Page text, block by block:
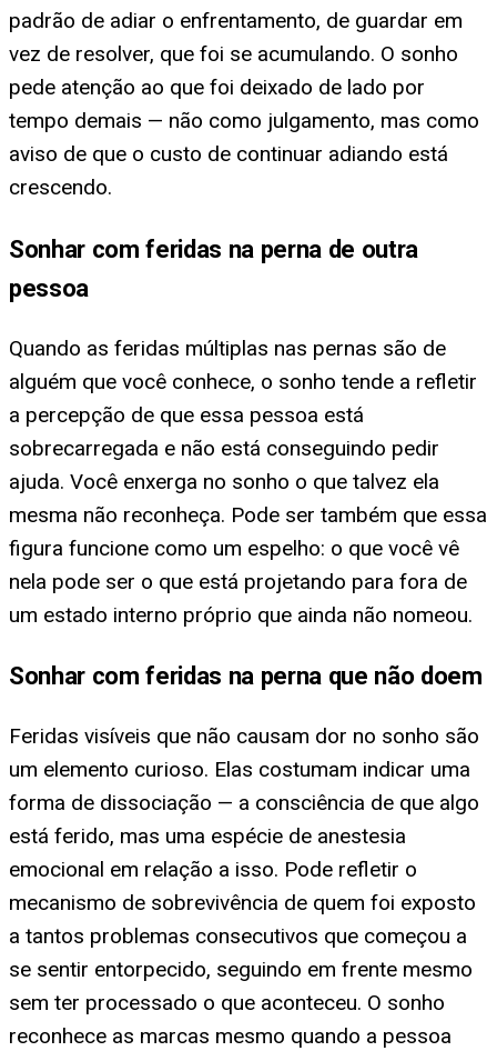
padrão de adiar o enfrentamento, de guardar em
vez de resolver, que foi se acumulando. O sonho
pede atenção ao que foi deixado de lado por
tempo demais — não como julgamento, mas como
aviso de que o custo de continuar adiando está
crescendo.
Sonhar com feridas na perna de outra
pessoa
Quando as feridas múltiplas nas pernas são de
alguém que você conhece, o sonho tende a refletir
a percepção de que essa pessoa está
sobrecarregada e não está conseguindo pedir
ajuda. Você enxerga no sonho o que talvez ela
mesma não reconheça. Pode ser também que essa
figura funcione como um espelho: o que você vê
nela pode ser o que está projetando para fora de
um estado interno próprio que ainda não nomeou.
Sonhar com feridas na perna que não doem
Feridas visíveis que não causam dor no sonho são
um elemento curioso. Elas costumam indicar uma
forma de dissociação — a consciência de que algo
está ferido, mas uma espécie de anestesia
emocional em relação a isso. Pode refletir o
mecanismo de sobrevivência de quem foi exposto
a tantos problemas consecutivos que começou a
se sentir entorpecido, seguindo em frente mesmo
sem ter processado o que aconteceu. O sonho
reconhece as marcas mesmo quando a pessoa